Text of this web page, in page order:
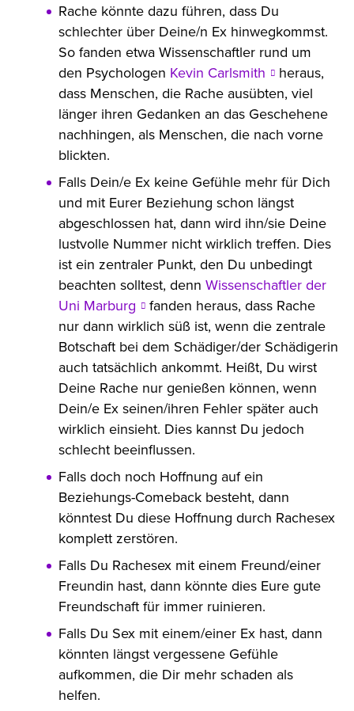
Rache könnte dazu führen, dass Du
schlechter über Deine/n Ex hinwegkommst.
So fanden etwa Wissenschaftler rund um
den Psychologen Kevin Carlsmith
heraus,
dass Menschen, die Rache ausübten, viel
länger ihren Gedanken an das Geschehene
nachhingen, als Menschen, die nach vorne
blickten.
Falls Dein/e Ex keine Gefühle mehr für Dich
und mit Eurer Beziehung schon längst
abgeschlossen hat, dann wird ihn/sie Deine
lustvolle Nummer nicht wirklich treffen. Dies
ist ein zentraler Punkt, den Du unbedingt
beachten solltest, denn Wissenschaftler der
Uni Marburg
fanden heraus, dass Rache
nur dann wirklich süß ist, wenn die zentrale
Botschaft bei dem Schädiger/der Schädigerin
auch tatsächlich ankommt. Heißt, Du wirst
Deine Rache nur genießen können, wenn
Dein/e Ex seinen/ihren Fehler später auch
wirklich einsieht. Dies kannst Du jedoch
schlecht beeinflussen.
Falls doch noch Hoffnung auf ein
Beziehungs-Comeback besteht, dann
könntest Du diese Hoffnung durch Rachesex
komplett zerstören.
Falls Du Rachesex mit einem Freund/einer
Freundin hast, dann könnte dies Eure gute
Freundschaft für immer ruinieren.
Falls Du Sex mit einem/einer Ex hast, dann
könnten längst vergessene Gefühle
aufkommen, die Dir mehr schaden als
helfen.